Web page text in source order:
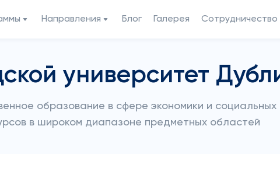
Направления Блог Галерея Сотрудничество
университет
образование в сфере экономики и
в широком диапазоне предметных областей